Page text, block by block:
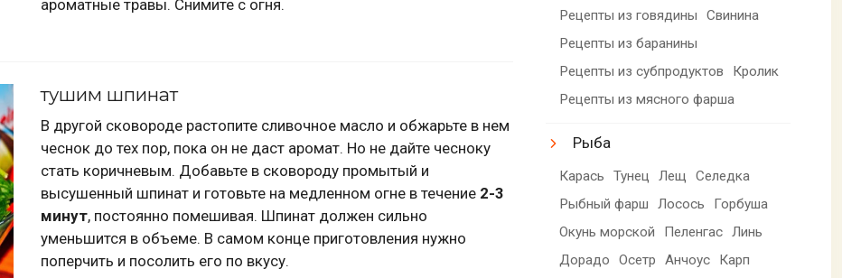
ароматные травы. Снимите с огня.
тушим шпинат
В другой сковороде растопите сливочное масло и обжарьте в нем
чеснок до тех пор, пока он не даст аромат. Но не дайте чесноку
стать коричневым. Добавьте в сковороду промытый и
высушенный шпинат и готовьте на медленном огне в течение 2-3
минут, постоянно помешивая. Шпинат должен сильно
уменьшится в объеме. В самом конце приготовления нужно
поперчить и посолить его по вкусу.
Рецепты из говядины
Свинина
Рецепты из баранины
Рецепты из субпродуктов
Кролик
Рецепты из мясного фарша
Рыба
Карась Тунец Лещ
Селедка
Рыбный фарш
Лосось
Горбуша
Окунь морской
Пеленгас Линь
Дорадо
Осетр Анчоус
Карп